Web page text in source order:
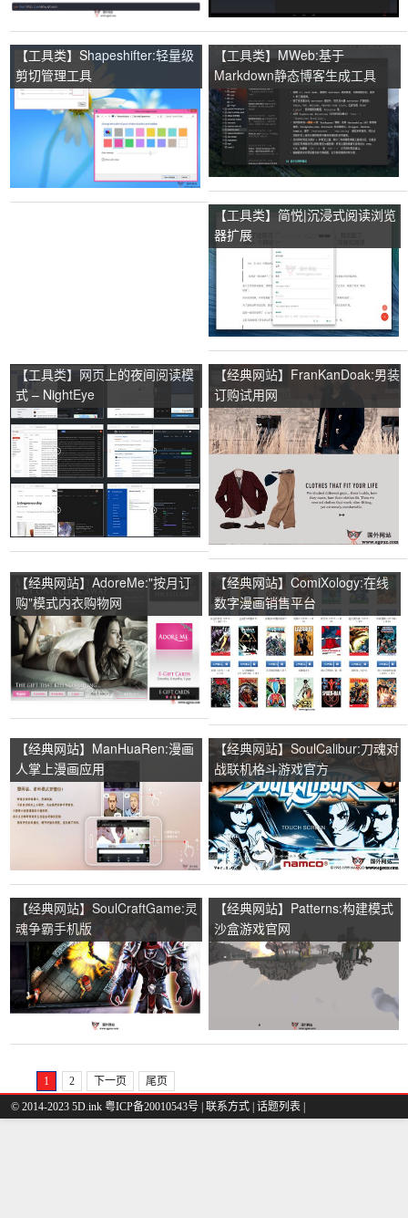
【工具类】Shapeshifter:轻量级
剪切管理工具
【工具类】MWeb:基于
Markdown静态博客生成工具
【工具类】简悦|沉浸式阅读浏览
器扩展
【工具类】网页上的夜间阅读模
式 – NightEye
【经典网站】FranKanDoak:男装
订购试用网
【经典网站】AdoreMe:"按月订
购"模式内衣购物网
【经典网站】ComiXology:在线
数字漫画销售平台
【经典网站】ManHuaRen:漫画
人掌上漫画应用
【经典网站】SoulCalibur:刀魂对
战联机格斗游戏官方
【经典网站】SoulCraftGame:灵
魂争霸手机版
【经典网站】Patterns:构建模式
沙盒游戏官网
1 2 下一页
尾页
© 2014-2023 5D.ink 粤ICP备20010543号 | 联系方式 | 话题列表 |